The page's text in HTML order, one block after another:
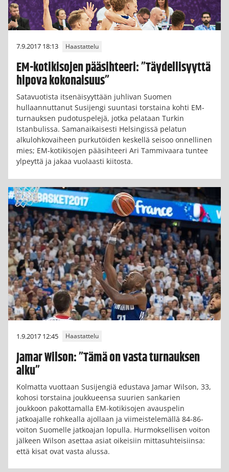
7.9.2017 18:13 Haastattelu
EM-kotikisojen pääsihteeri: ”Täydellisyyttä
hipova kokonaisuus”
Satavuotista itsenäisyyttään juhlivan Suomen
hullaannuttanut Susijengi suuntasi torstaina kohti EM-
turnauksen pudotuspelejä, jotka pelataan Turkin
Istanbulissa. Samanaikaisesti Helsingissä pelatun
alkulohkovaiheen purkutöiden keskellä seisoo onnellinen
mies; EM-kotikisojen pääsihteeri Ari Tammivaara tuntee
ylpeyttä ja jakaa vuolaasti kiitosta.
1.9.2017 12:45 Haastattelu
Jamar Wilson: ”Tämä on vasta turnauksen
alku”
Kolmatta vuottaan Susijengiä edustava Jamar Wilson, 33,
kohosi torstaina joukkueensa suurien sankarien
joukkoon pakottamalla EM-kotikisojen avauspelin
jatkoajalle rohkealla ajollaan ja viimeistelemällä 84-86-
voiton Suomelle jatkoajan lopulla. Hurmoksellisen voiton
jälkeen Wilson asettaa asiat oikeisiin mittasuhteisiinsa:
että kisat ovat vasta alussa.